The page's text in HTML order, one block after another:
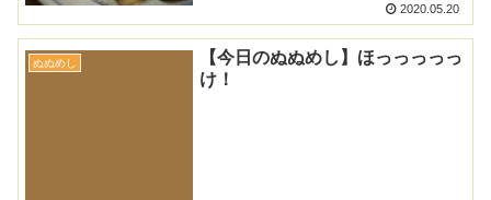
2020.05.20
ぬぬめし
【今日のぬぬめし】ほっっっっっ
け！